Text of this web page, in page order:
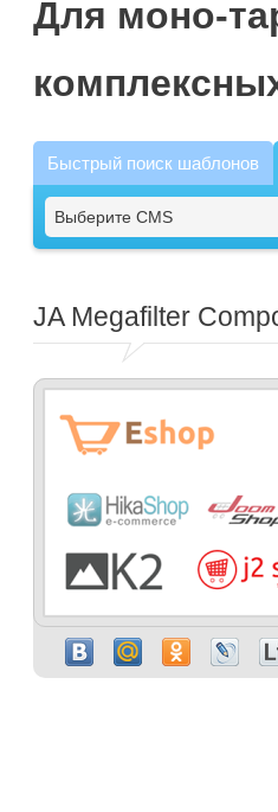
Для моно-
Быстрый поиск шаблонов
Выберите CMS
JA Megafilter